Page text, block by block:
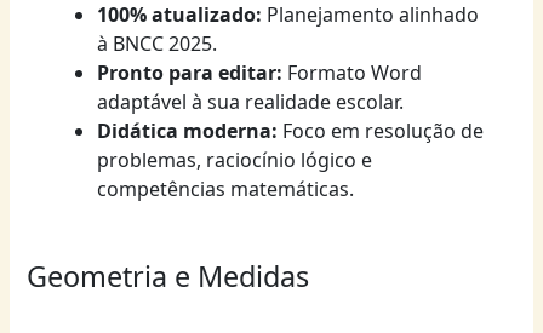
100% atualizado: Planejamento alinhado
à BNCC 2025.
Pronto para editar: Formato Word
adaptável à sua realidade escolar.
Didática moderna: Foco em resolução de
problemas, raciocínio lógico e
competências matemáticas.
Geometria e Medidas